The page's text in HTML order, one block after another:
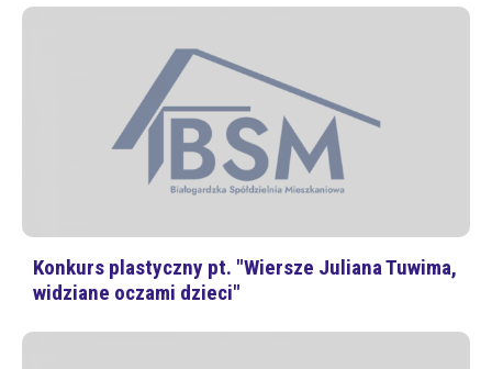
Konkurs plastyczny pt. "Wiersze Juliana Tuwima,
widziane oczami dzieci"